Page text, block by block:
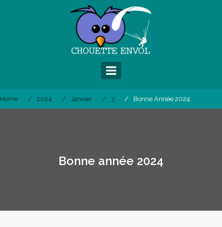
Home 2024 Janvier 3 Bonne Année 2024
Bonne année 2024